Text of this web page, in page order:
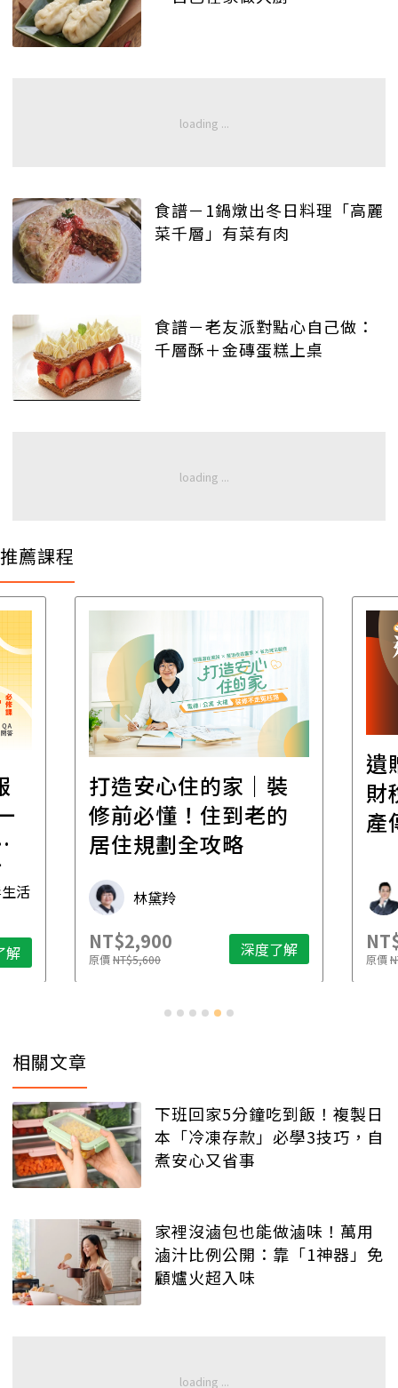
食譜－1鍋燉出冬日料理「高麗
菜千層」有菜有肉
食譜－老友派對點心自己做：
千層酥＋金磚蛋糕上桌
推薦課程
活
解
打造安心住的家｜裝
修前必懂！住到老的
居住規劃全攻略
林黛羚
NT$2,900
原價NT$5,600 深度了解
遺
財
產
原價
相關文章
下班回家5分鐘吃到飯！複製日
本「冷凍存款」必學3技巧，自
煮安心又省事
家裡沒滷包也能做滷味！萬用
滷汁比例公開：靠「1神器」免
顧爐火超入味